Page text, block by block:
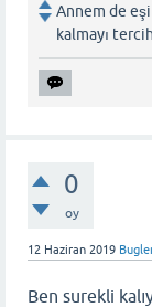
Annem de
kalmayı
0
oy
12 Haziran 2019
Ben surekli